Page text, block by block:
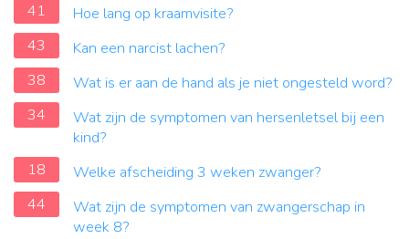
41
Hoe lang op kraamvisite?
43
Kan een narcist lachen?
38
Wat is er aan de hand als je niet ongesteld word?
34
Wat zijn de symptomen van hersenletsel bij een
kind?
18
Welke afscheiding 3 weken zwanger?
44
Wat zijn de symptomen van zwangerschap in
week 8?